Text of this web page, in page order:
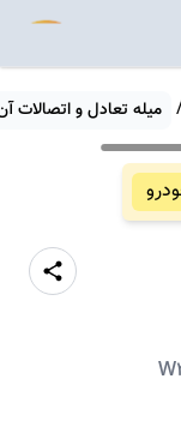
میله تعادل و اتصالات